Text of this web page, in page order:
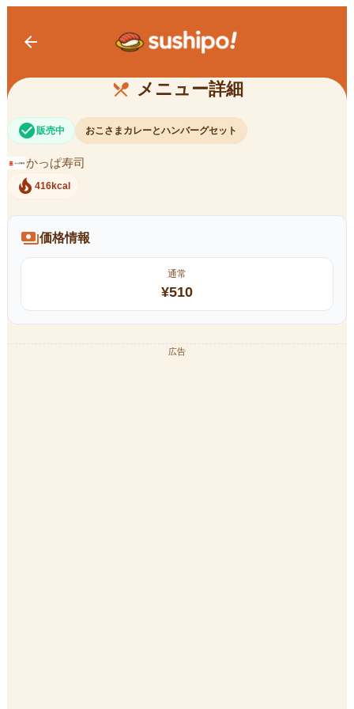
arrow_back
restaurant_menu メニュー詳細
おこさまカレーと ハンバーグセット
check_circle 販売中 おこさまカレーとハンバーグセット
かっぱ寿司
local_fire_department 416kcal
payments価格情報
通常
¥510
広告